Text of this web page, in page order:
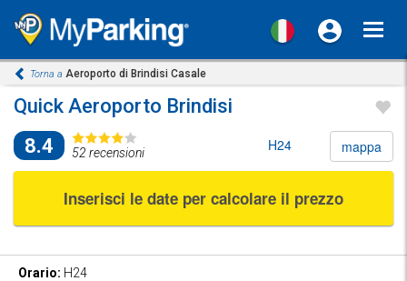
Torna a Aeroporto di Brindisi Casale
Quick Aeroporto Brindisi
8.4
52 recensioni H24 mappa
Inserisci le date per calcolare il prezzo
Orario: H24